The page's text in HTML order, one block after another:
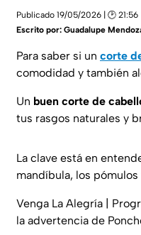
Publicado 19/05/2026 | 🕑 21:56
Escrito por: Guadalupe
Para saber si un corte
comodidad y también
Un buen corte de
tus rasgos naturales y
La clave está en
mandíbula, los pómulos
Venga La Alegría |
la advertencia de